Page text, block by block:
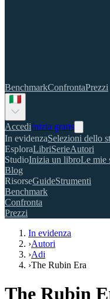
BenchmarkConfrontaPrezzi
AccediInizia gratis
In evidenzaSelezioni dello
EsploraLibriSerieAutori
StudioInizia un libroLe mie
Blog
RisorseGuideStrumenti
Benchmark
Confronta
Prezzi
In evidenza
›Autori
›Adi
›The Rubin Era
The Rubin